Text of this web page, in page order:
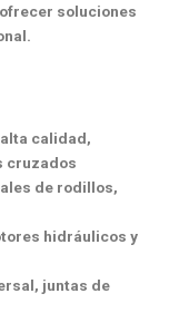
soluciones
calidad,
cruzados
de rodillos,
hidráulicos y
juntas de